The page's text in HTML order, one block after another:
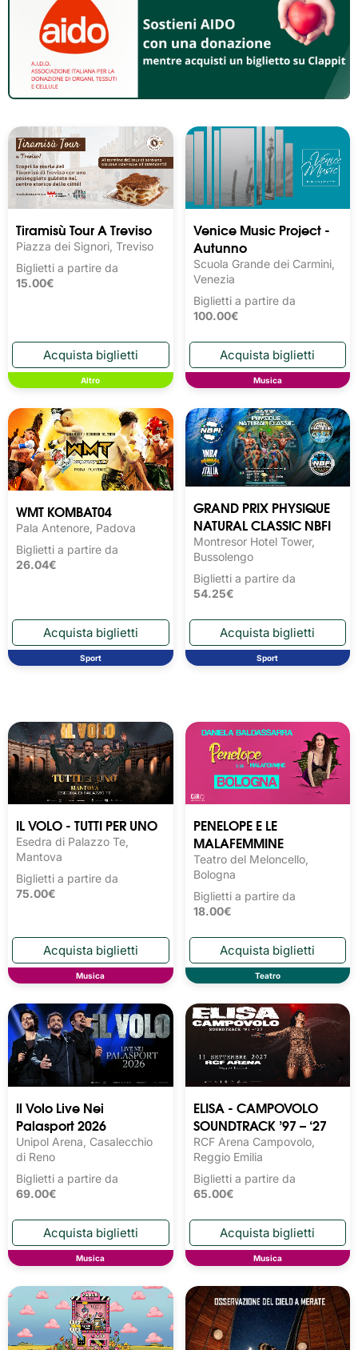
Tiramisù Tour A Treviso
Piazza dei Signori, Treviso
Biglietti a partire da
15.00€
Altro
Venice Music Project -
Autunno
Scuola Grande dei Carmini,
Venezia
Biglietti a partire da
100.00€
Musica
WMT KOMBAT04
Pala Antenore, Padova
Biglietti a partire da
26.04€
Sport
GRAND PRIX PHYSIQUE
NATURAL CLASSIC NBFI
Montresor Hotel Tower,
Bussolengo
Biglietti a partire da
54.25€
Sport
IL VOLO - TUTTI PER UNO
Esedra di Palazzo Te,
Mantova
Biglietti a partire da
75.00€
Musica
PENELOPE E LE
MALAFEMMINE
Teatro del Meloncello,
Bologna
Biglietti a partire da
18.00€
Teatro
Il Volo Live Nei
Palasport 2026
Unipol Arena, Casalecchio
di Reno
Biglietti a partire da
69.00€
Musica
ELISA - CAMPOVOLO
SOUNDTRACK ’97 – ‘27
RCF Arena Campovolo,
Reggio Emilia
Biglietti a partire da
65.00€
Musica